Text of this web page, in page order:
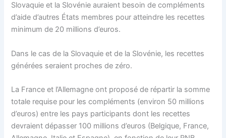
Slovaquie et la Slovénie auraient besoin de compléments
d’aide d’autres États membres pour atteindre les recettes
minimum de 20 millions d’euros.
Dans le cas de la Slovaquie et de la Slovénie, les recettes
générées seraient proches de zéro.
La France et l’Allemagne ont proposé de répartir la somme
totale requise pour les compléments (environ 50 millions
d’euros) entre les pays participants dont les recettes
devraient dépasser 100 millions d’euros (Belgique, France,